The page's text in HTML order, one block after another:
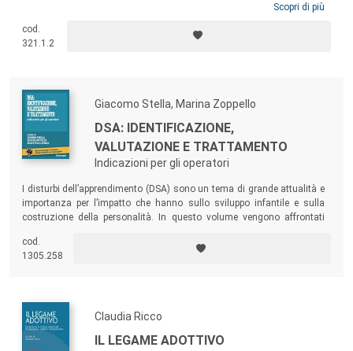
corso e affronta un’accurata disamina in merito al quadro
percorsi diagnostici e valutativi più adatti all’inquadramento della
sintomatologia mutacica; illustra un’innovativa prospettiva
l’insorgenza e la persistenza del disturbo.
Scopri di più
cod.
321.1.2
Giacomo Stella, Marina Zoppello
DSA: IDENTIFICAZIONE,
VALUTAZIONE E TRATTAMENTO
Indicazioni per gli operatori
I disturbi dell’apprendimento (DSA) sono un tema di grande attualità e
importanza per l’impatto che hanno sullo sviluppo infantile e sulla
costruzione della personalità. In questo volume vengono affrontati
e si rifà invece a quello più attuale di neurodiversità, cioè una
condizione di anomalia di funzionamento che esprime una variante
cod.
1305.258
Claudia Ricco
IL LEGAME ADOTTIVO